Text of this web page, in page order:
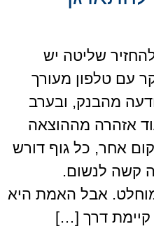
שליטה יש
עם טלפון מעורך
מהבנק, ובערב
אזהרה מההוצאה
אחר, כל גוף דורש
קשה לנשום.
אבל האמת היא
קיימת דרך […]